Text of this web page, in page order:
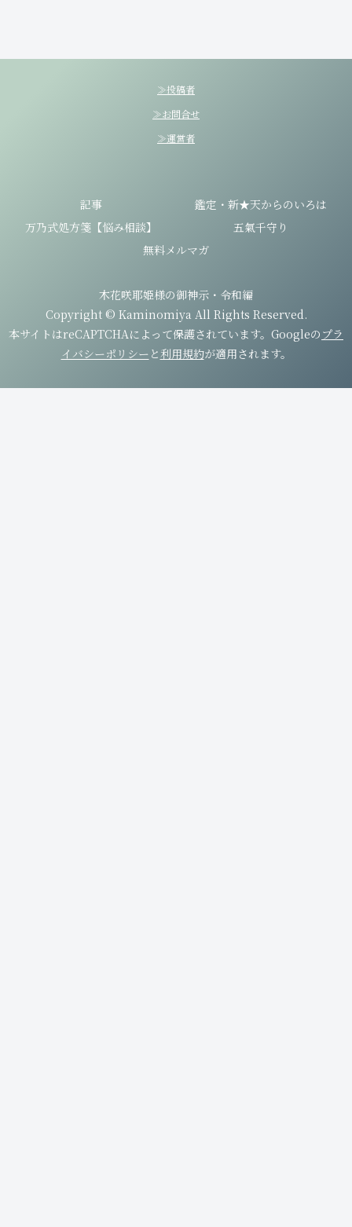
≫投稿者
≫お問合せ
≫運営者
記事
鑑定・新★天からのいろは
万乃式処方箋【悩み相談】
五氣千守り
無料メルマガ
木花咲耶姫様の御神示・令和編
Copyright © Kaminomiya All Rights Reserved.
本サイトはreCAPTCHAによって保護されています。Googleの プラ
イバシーポリシー と利用規約が適用されます。